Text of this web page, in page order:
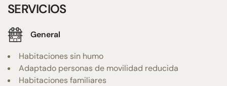
SERVICIOS
General
Habitaciones sin humo
Adaptado personas de movilidad reducida
Habitaciones familiares